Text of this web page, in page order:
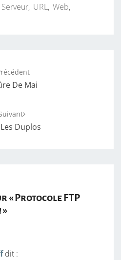
Serveur, URL, Web,
De Mai
Duplos
«Protocole FTP
»
dit :